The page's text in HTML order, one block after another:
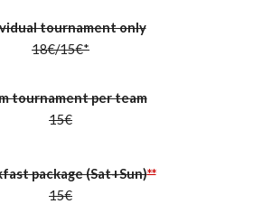
tournament only
18€/15€*
tournament per team
15€
package (Sat+Sun)**
15€